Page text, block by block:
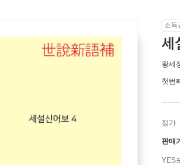
소득
세
왕세
첫번
정가
판매
YES